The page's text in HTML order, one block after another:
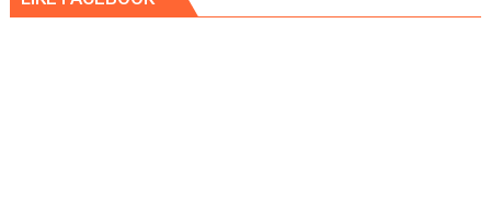
โผล่